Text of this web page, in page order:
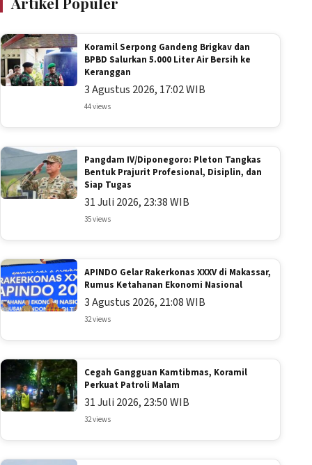
Koramil Serpong Gandeng Brigkav dan
BPBD Salurkan 5.000 Liter Air Bersih ke
Keranggan
3 Agustus 2026, 17:02 WIB
44 views
Pangdam IV/Diponegoro: Pleton Tangkas
Bentuk Prajurit Profesional, Disiplin, dan
Siap Tugas
31 Juli 2026, 23:38 WIB
35 views
APINDO Gelar Rakerkonas XXXV di Makassar,
Rumus Ketahanan Ekonomi Nasional
3 Agustus 2026, 21:08 WIB
32 views
Cegah Gangguan Kamtibmas, Koramil
Perkuat Patroli Malam
31 Juli 2026, 23:50 WIB
32 views